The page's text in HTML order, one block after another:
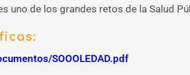
uno de los grandes retos de la Salud
SOOOLEDAD.pdf